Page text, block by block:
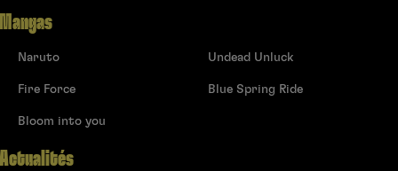
Mangas
Naruto
Fire Force
Bloom into you
Undead Unluck
Blue Spring Ride
Actualités